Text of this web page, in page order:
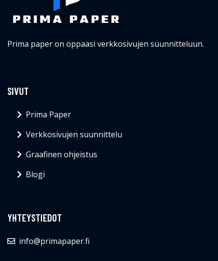
Prima paper on oppaasi verkkosivujen suunnitteluun.
SIVUT
Prima Paper
Verkkosivujen suunnittelu
Graafinen ohjeistus
Blogi
YHTEYSTIEDOT
info@primapaper.fi